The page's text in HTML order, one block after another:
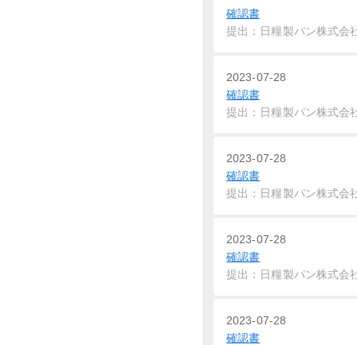
確認書
提出：日糧製パン株式会
2023-07-28
確認書
提出：日糧製パン株式会
2023-07-28
確認書
提出：日糧製パン株式会
2023-07-28
確認書
提出：日糧製パン株式会
2023-07-28
確認書